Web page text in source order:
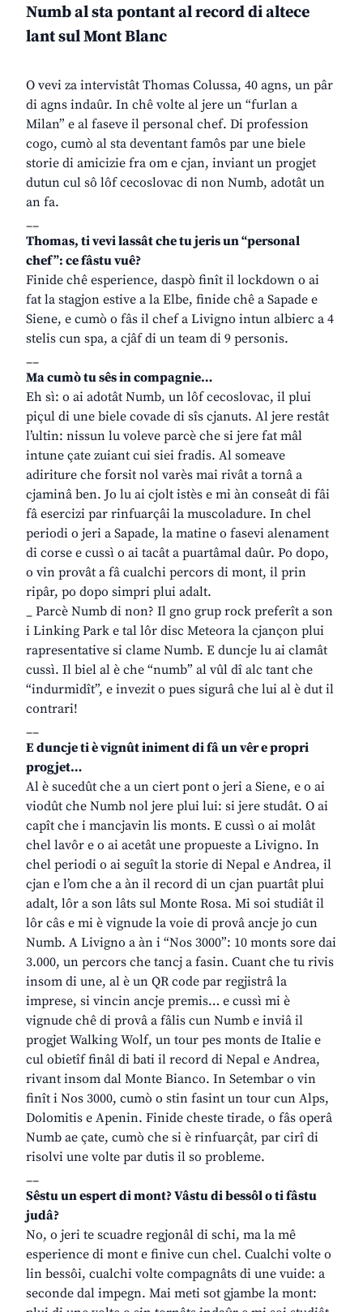
Numb al sta pontant al record di altece
lant sul Mont Blanc
O vevi za intervistât Thomas Colussa, 40 agns, un pâr
di agns indaûr. In chê volte al jere un “furlan a
Milan” e al faseve il personal chef. Di profession
cogo, cumò al sta deventant famôs par une biele
storie di amicizie fra om e cjan, inviant un progjet
dutun cul sô lôf cecoslovac di non Numb, adotât un
an fa.
__
Thomas, ti vevi lassât che tu jeris un “personal
chef”: ce fâstu vuê?
Finide chê esperience, daspò finît il lockdown o ai
fat la stagjon estive a la Elbe, finide chê a Sapade e
Siene, e cumò o fâs il chef a Livigno intun albierc a 4
stelis cun spa, a cjâf di un team di 9 personis.
__
Ma cumò tu sês in compagnie…
Eh sì: o ai adotât Numb, un lôf cecoslovac, il plui
piçul di une biele covade di sîs cjanuts. Al jere restât
l’ultin: nissun lu voleve parcè che si jere fat mâl
intune çate zuiant cui siei fradis. Al someave
adiriture che forsit nol varès mai rivât a tornâ a
cjaminâ ben. Jo lu ai cjolt istès e mi àn conseât di fâi
fâ esercizi par rinfuarçâi la muscoladure. In chel
periodi o jeri a Sapade, la matine o fasevi alenament
di corse e cussì o ai tacât a puartâmal daûr. Po dopo,
o vin provât a fâ cualchi percors di mont, il prin
ripâr, po dopo simpri plui adalt.
_ Parcè Numb di non? Il gno grup rock preferît a son
i Linking Park e tal lôr disc Meteora la cjançon plui
rapresentative si clame Numb. E duncje lu ai clamât
cussì. Il biel al è che “numb” al vûl dî alc tant che
“indurmidît”, e invezit o pues sigurâ che lui al è dut il
contrari!
__
E duncje ti è vignût iniment di fâ un vêr e propri
progjet…
Al è sucedût che a un ciert pont o jeri a Siene, e o ai
viodût che Numb nol jere plui lui: si jere studât. O ai
capît che i mancjavin lis monts. E cussì o ai molât
chel lavôr e o ai acetât une propueste a Livigno. In
chel periodi o ai seguît la storie di Nepal e Andrea, il
cjan e l’om che a àn il record di un cjan puartât plui
adalt, lôr a son lâts sul Monte Rosa. Mi soi studiât il
lôr câs e mi è vignude la voie di provâ ancje jo cun
Numb. A Livigno a àn i “Nos 3000”: 10 monts sore dai
3.000, un percors che tancj a fasin. Cuant che tu rivis
insom di une, al è un QR code par regjistrâ la
imprese, si vincin ancje premis… e cussì mi è
vignude chê di provâ a fâlis cun Numb e inviâ il
progjet Walking Wolf, un tour pes monts de Italie e
cul obietîf finâl di bati il record di Nepal e Andrea,
rivant insom dal Monte Bianco. In Setembar o vin
finît i Nos 3000, cumò o stin fasint un tour cun Alps,
Dolomitis e Apenin. Finide cheste tirade, o fâs operâ
Numb ae çate, cumò che si è rinfuarçât, par cirî di
risolvi une volte par dutis il so probleme.
__
Sêstu un espert di mont? Vâstu di bessôl o ti fâstu
judâ?
No, o jeri te scuadre regjonâl di schi, ma la mê
esperience di mont e finive cun chel. Cualchi volte o
lin bessôi, cualchi volte compagnâts di une vuide: a
seconde dal impegn. Mai meti sot gjambe la mont: